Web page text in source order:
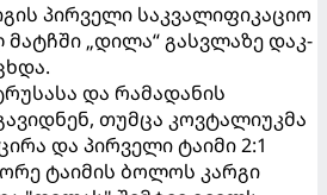
პირველი საკვალიფიკაციო
მატჩში „დილა“ გასვლაზე დაკ-
და რამადანის
თუმცა კოვტალიუკმა
და პირველი ტაიმი 2:1
ტაიმის ბოლოს კარგი